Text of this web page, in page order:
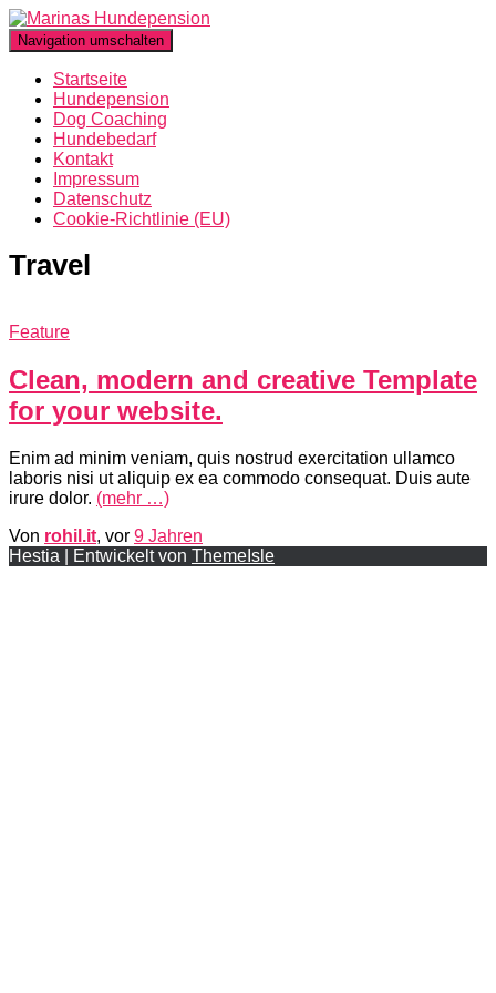
Navigation umschalten
Startseite
Hundepension
Dog Coaching
Hundebedarf
Kontakt
Impressum
Datenschutz
Cookie-Richtlinie (EU)
Travel
Feature
Clean, modern and creative Template
for your website.
Enim ad minim veniam, quis nostrud exercitation ullamco
laboris nisi ut aliquip ex ea commodo consequat. Duis aute
irure dolor. (mehr …)
Von rohil.it, vor 9 Jahren
Hestia | Entwickelt von ThemeIsle